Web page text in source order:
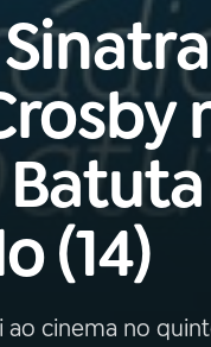
AO VIVO
(14)
ao cinema no